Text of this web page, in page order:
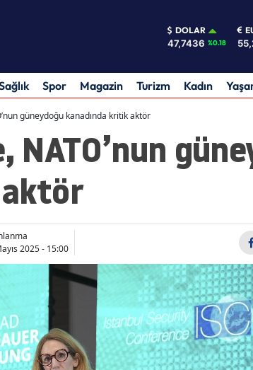
DOLAR
47,7436 %0.18
Spor Magazin Turizm Kadın
güneydoğu kanadında kritik aktör
2025 - 15:00